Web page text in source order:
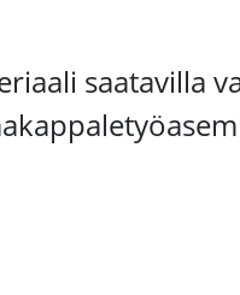
saatavilla